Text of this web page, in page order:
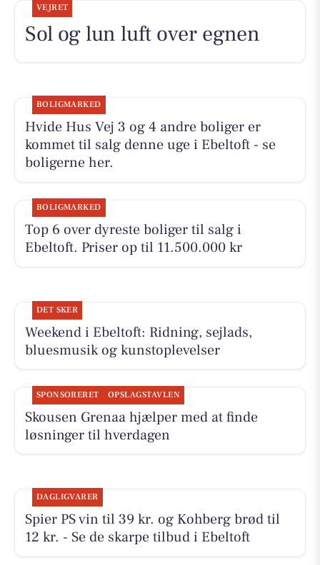
VEJRET
Sol og lun luft over egnen
BOLIGMARKED
Hvide Hus Vej 3 og 4 andre boliger er
kommet til salg denne uge i Ebeltoft - se
boligerne her.
BOLIGMARKED
Top 6 over dyreste boliger til salg i
Ebeltoft. Priser op til 11.500.000 kr
DET SKER
Weekend i Ebeltoft: Ridning, sejlads,
bluesmusik og kunstoplevelser
SPONSORERET OPSLAGSTAVLEN
Skousen Grenaa hjælper med at finde
løsninger til hverdagen
DAGLIGVARER
Spier PS vin til 39 kr. og Kohberg brød til
12 kr. - Se de skarpe tilbud i Ebeltoft